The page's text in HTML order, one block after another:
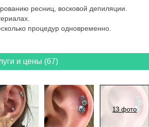
ресниц, восковой депиляции.
процедур одновременно.
и цены (67)
13 фото